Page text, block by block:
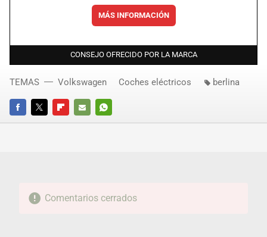
MÁS INFORMACIÓN
CONSEJO OFRECIDO POR LA MARCA
FACEBOOKTWITTERFLIPBOARD
E-
WHATSAPP
TEMAS Volkswagen Coches eléctricos berlina
Comentarios cerrados